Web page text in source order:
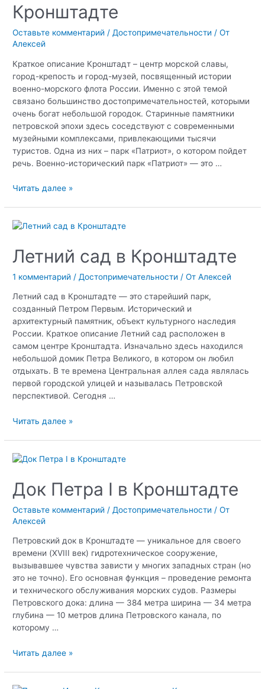
Кронштадте
Оставьте комментарий / Достопримечательности / От
Алексей
Краткое описание Кронштадт – центр морской славы,
город-крепость и город-музей, посвященный истории
военно-морского флота России. Именно с этой темой
связано большинство достопримечательностей, которыми
очень богат небольшой городок. Старинные памятники
петровской эпохи здесь соседствуют с современными
музейными комплексами, привлекающими тысячи
туристов. Одна из них – парк «Патриот», о котором пойдет
речь. Военно-исторический парк «Патриот» — это …
Парк
Кронштадте
Читать далее »
Летний сад в Кронштадте
1 комментарий / Достопримечательности / ОтАлексей
Летний сад в Кронштадте — это старейший парк,
созданный Петром Первым. Исторический и
архитектурный памятник, объект культурного наследия
России. Краткое описание Летний сад расположен в
самом центре Кронштадта. Изначально здесь находился
небольшой домик Петра Великого, в котором он любил
отдыхать. В те времена Центральная аллея сада являлась
первой городской улицей и называлась Петровской
перспективой. Сегодня …
Летний
Кронштадте
Читать далее »
Док Петра I в Кронштадте
Оставьте комментарий / Достопримечательности / От
Алексей
Петровский док в Кронштадте — уникальное для своего
времени (XVIII век) гидротехническое сооружение,
вызывавшее чувства зависти у многих западных стран (но
это не точно). Его основная функция – проведение ремонта
и технического обслуживания морских судов. Размеры
Петровского дока: длина — 384 метра ширина — 34 метра
глубина — 10 метров длина Петровского канала, по
которому …
Док
Читать далее »